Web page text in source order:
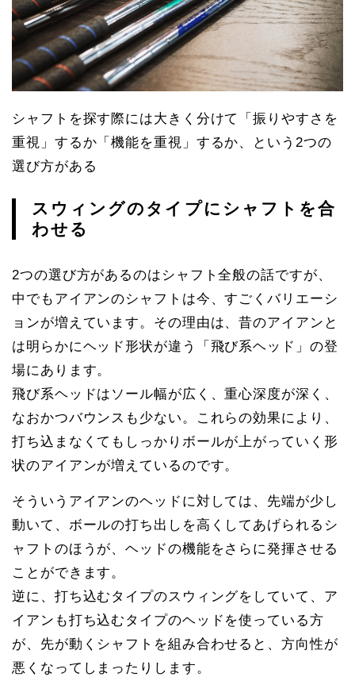
シャフトを探す際には大きく分けて「振りやすさを
重視」するか「機能を重視」するか、という2つの
選び方がある
スウィングのタイプにシャフトを合
わせる
2つの選び方があるのはシャフト全般の話ですが、
中でもアイアンのシャフトは今、すごくバリエーシ
ョンが増えています。その理由は、昔のアイアンと
は明らかにヘッド形状が違う「飛び系ヘッド」の登
場にあります。
飛び系ヘッドはソール幅が広く、重心深度が深く、
なおかつバウンスも少ない。これらの効果により、
打ち込まなくてもしっかりボールが上がっていく形
状のアイアンが増えているのです。
そういうアイアンのヘッドに対しては、先端が少し
動いて、ボールの打ち出しを高くしてあげられるシ
ャフトのほうが、ヘッドの機能をさらに発揮させる
ことができます。
逆に、打ち込むタイプのスウィングをしていて、ア
イアンも打ち込むタイプのヘッドを使っている方
が、先が動くシャフトを組み合わせると、方向性が
悪くなってしまったりします。